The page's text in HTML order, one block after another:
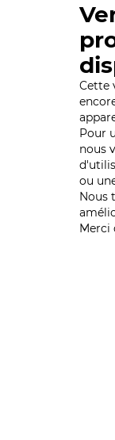
Cette
Pour
nous
ou
Nous
Merci